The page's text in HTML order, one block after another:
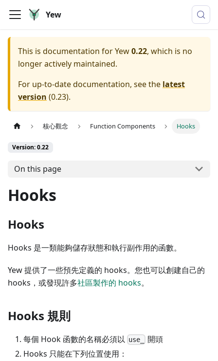
Yew
This is documentation forYew0.22, which is no
longer actively maintained.
For up-to-date documentation, see the latest
version (0.23).
核心觀念 Function Components Hooks
Version: 0.22
On this page
Hooks
Hooks
Hooks 是一類能夠儲存狀態和執行副作用的函數。
Yew 提供了一些預先定義的 hooks。您也可以創建自己的
hooks，或發現許多社區製作的 hooks。
Hooks 規則
每個 Hook 函數的名稱必須以 use_
開頭
Hooks 只能在下列位置使用：